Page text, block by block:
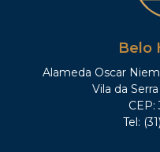
Belo
Alameda Oscar
Vila da
CEP:
Tel: